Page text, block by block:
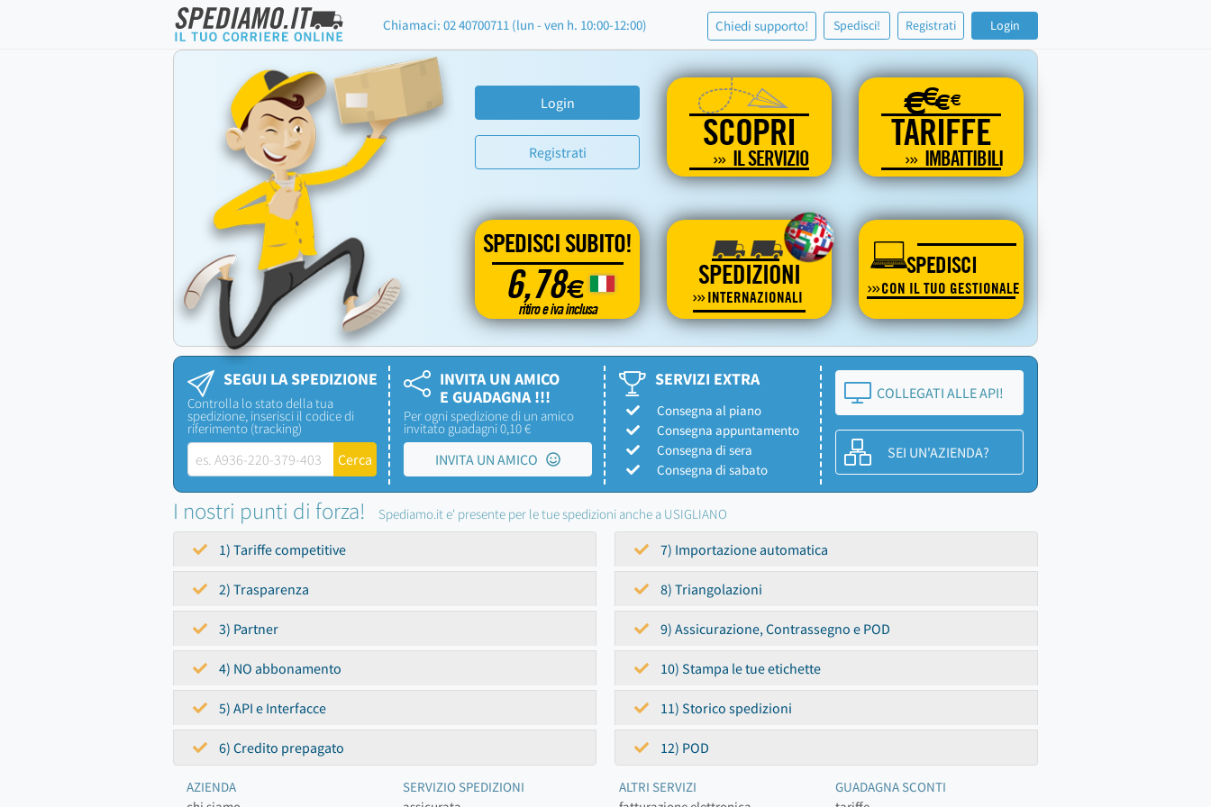
Chiamaci: 02 40700711 (lun - ven h. 10:00-12:00) Chiedi supporto! Spedisci! Registrati Login
Login
Registrati SCOPRI
IL SERVIZIO
€€€€
TARIFFE
IMBATTIBILI
SPEDISCI SUBITO!
6,78€
ritiro e iva inclusa
SPEDIZIONI
INTERNAZIONALI
SPEDISCI
CON IL TUO GESTIONALE
SEGUI LA SPEDIZIONE
Controlla lo stato della tua
spedizione, inserisci il codice di
riferimento (tracking)
INVITA UN AMICO
E GUADAGNA !!!
Per ogni spedizione di un amico
invitato guadagni 0,10 €
INVITA UN AMICO
SERVIZI EXTRA
Consegna al piano
Consegna appuntamento
Consegna di sera
Consegna di sabato
COLLEGATI ALLE API!
SEI UN'AZIENDA?
I nostri punti di forza! Spediamo.it e' presente per le tue spedizioni anche a USIGLIANO
1) Tariffe competitive
2) Trasparenza
3) Partner
4) NO abbonamento
5) API e Interfacce
6) Credito prepagato
7) Importazione automatica
8) Triangolazioni
9) Assicurazione, Contrassegno e POD
10) Stampa le tue etichette
11) Storico spedizioni
12) POD
AZIENDA
SERVIZIO SPEDIZIONI
ALTRI SERVIZI
GUADAGNA SCONTI